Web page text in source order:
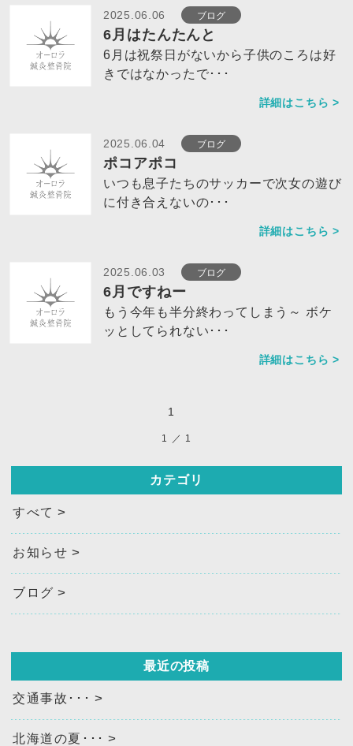
2025.06.06 ブログ
6月はたんたんと
6月は祝祭日がないから子供のころは好
きではなかったで･･･
詳細はこちら >
2025.06.04 ブログ
ポコアポコ
いつも息子たちのサッカーで次女の遊び
に付き合えないの･･･
詳細はこちら >
2025.06.03 ブログ
6月ですねー
もう今年も半分終わってしまう～ ボケ
ッとしてられない･･･
詳細はこちら >
1
1 ／ 1
カテゴリ
すべて
お知らせ
ブログ
最近の投稿
交通事故･･･
北海道の夏･･･